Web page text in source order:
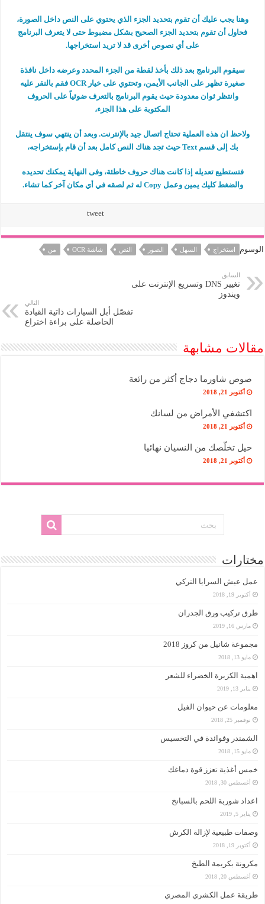
وهنا يجب عليك أن تقوم بتحديد الجزء الذي يحتوي على النص داخل الصورة،
فحاول أن تقوم بتحديد الجزء الصحيح بشكل مضبوط حتى لا يتعرف البرنامج
على أي نصوص أخرى قد لا تريد استخراجها.
سيقوم البرنامج بعد ذلك بأخذ لقطة من الجزء المحدد وعرضه داخل نافذة
صغيرة تظهر على الجانب الأيمن، وتحتوي على خيار OCR فقم بالنقر عليه
وانتظر ثوان معدودة حيث يقوم البرنامج بالتعرف ضوئياً على الحروف
المكتوبة على هذا الجزء،
ولاحظ ان هذه العملية تحتاج اتصال جيد بالإنترنت. وبعد أن ينتهي سوف ينتقل
بك إلى قسم Text حيث تجد هناك النص كامل بعد أن قام بإستخراجه،
فتستطيع تعديله إذا كانت هناك حروف خاطئة، وفى النهاية يمكنك تحديده
والضغط كليك يمين وعمل Copy له ثم لصقه في أي مكان آخر كما تشاء.
tweet
الوسوم استخراج السهل الصور النص شاشة OCR من
السابق
تغيير DNS وتسريع الإنترنت على
ويندوز
التالي
تفصّل أبل السيارات ذاتية القيادة
الحاصلة على براءة اختراع
مقالات مشابهة
صوص شاورما دجاج أكثر من رائعة
أكتوبر 21, 2018
اكتشفي الأمراض من لسانك
أكتوبر 21, 2018
حيل تخلّصك من النسيان نهائيا
أكتوبر 21, 2018
مختارات
عمل عيش السرايا التركي
أكتوبر 19, 2018
طرق تركيب ورق الجدران
مارس 16, 2019
مجموعة شانيل من كروز 2018
مايو 13, 2018
اهمية الكزبرة الخضراء للشعر
يناير 13, 2019
معلومات عن حيوان الفيل
نوفمبر 25, 2018
الشمندر وفوائدة في التخسيس
مايو 15, 2018
خمس أغذية تعزز قوة دماغك
أغسطس 30, 2018
اعداد شوربة اللحم بالسبانخ
يناير 5, 2019
وصفات طبيعية لإزالة الكرش
أكتوبر 19, 2018
مكرونة بكريمة الطبخ
أغسطس 20, 2018
طريقة عمل الكشري المصري